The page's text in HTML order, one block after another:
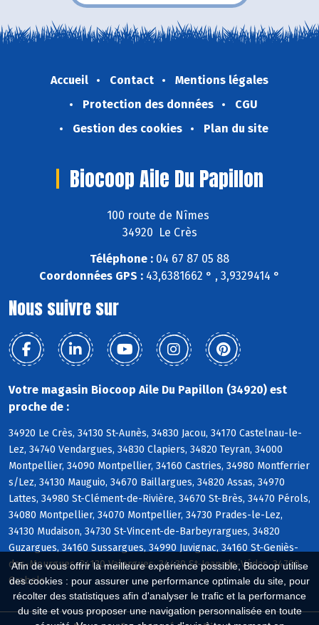
Afin de vous offrir la meilleure expérience possible, Biocoop utilise
des cookies : pour assurer une performance optimale du site, pour
récolter des statistiques afin d'analyser le trafic et la performance
du site et vous proposer une navigation personnalisée en toute
Accueil Contact
Mentions légales
Protection des données
CGU
Gestion des cookies
Plan du site
Biocoop Aile Du Papillon
100 route de Nîmes
34920 Le Crès
Téléphone : 04 67 87 05 88
Coordonnées GPS : 43,6381662 ° , 3,9329414 °
Nous suivre sur
Votre magasin Biocoop Aile Du Papillon (34920) est
proche de :
34920 Le Crès, 34130 St-Aunès, 34830 Jacou, 34170 Castelnau-le-
Lez, 34740 Vendargues, 34830 Clapiers, 34820 Teyran, 34000
Montpellier, 34090 Montpellier, 34160 Castries, 34980 Montferrier
s/Lez, 34130 Mauguio, 34670 Baillargues, 34820 Assas, 34970
Lattes, 34980 St-Clément-de-Rivière, 34670 St-Brès, 34470 Pérols,
34080 Montpellier, 34070 Montpellier, 34730 Prades-le-Lez,
34130 Mudaison, 34730 St-Vincent-de-Barbeyrargues, 34820
Guzargues, 34160 Sussargues, 34990 Juvignac, 34160 St-Geniès-
des-Mourgues, 34130 Valergues, 34430 St-Jean-de-Védas, 34790
Grabels